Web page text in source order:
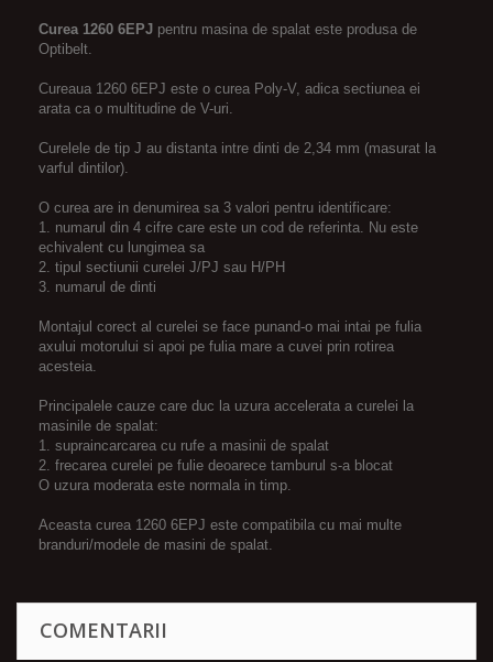
Curea 1260 6EPJ pentru masina de spalat este produsa de
Optibelt.
Cureaua 1260 6EPJ este o curea Poly-V, adica sectiunea ei
arata ca o multitudine de V-uri.
Curelele de tip J au distanta intre dinti de 2,34 mm (masurat la
varful dintilor).
O curea are in denumirea sa 3 valori pentru identificare:
1. numarul din 4 cifre care este un cod de referinta. Nu este
echivalent cu lungimea sa
2. tipul sectiunii curelei J/PJ sau H/PH
3. numarul de dinti
Montajul corect al curelei se face punand-o mai intai pe fulia
axului motorului si apoi pe fulia mare a cuvei prin rotirea
acesteia.
Principalele cauze care duc la uzura accelerata a curelei la
masinile de spalat:
1. supraincarcarea cu rufe a masinii de spalat
2. frecarea curelei pe fulie deoarece tamburul s-a blocat
O uzura moderata este normala in timp.
Aceasta curea 1260 6EPJ este compatibila cu mai multe
branduri/modele de masini de spalat.
COMENTARII